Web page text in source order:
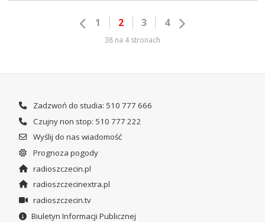
1 2 3 4
38 na 4 stronach
Zadzwoń do studia: 510 777 666
Czujny non stop: 510 777 222
Wyślij do nas wiadomość
Prognoza pogody
radioszczecin.pl
radioszczecinextra.pl
radioszczecin.tv
Biuletyn Informacji Publicznej